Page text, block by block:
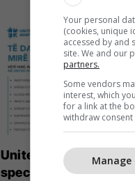
United Hospital me
speciale për
Your personal
(cookies, unique
accessed by and
site. We and our
partners.
Some vendors
interest, which
for a link at the
withdraw